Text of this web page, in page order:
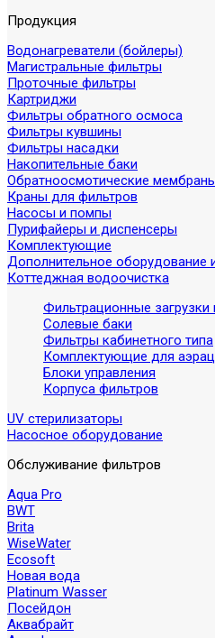
Продукция
Водонагреватели (бойлеры)
Магистральные фильтры
Проточные фильтры
Картриджи
Фильтры обратного осмоса
Фильтры кувшины
Фильтры насадки
Накопительные баки
Обратноосмотические
Краны для фильтров
Насосы и помпы
Пурифайеры и диспенсеры
Комплектующие
Дополнительное оборудование
Коттеджная водоочистка
Фильтрационные загрузки
Солевые баки
Фильтры кабинетного типа
Комплектующие для
Блоки управления
Корпуса фильтров
UV стерилизаторы
Насосное оборудование
Обслуживание фильтров
Aqua Pro
BWT
Brita
WiseWater
Ecosoft
Новая вода
Platinum Wasser
Посейдон
Аквабрайт